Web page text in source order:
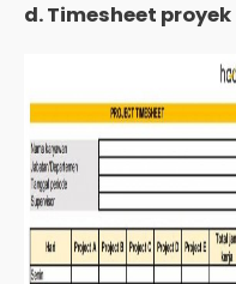
d. Timesheet proyek